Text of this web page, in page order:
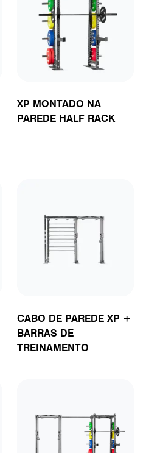
XP MONTADO NA
PAREDE HALF RACK
CABO DE PAREDE XP +
BARRAS DE
TREINAMENTO